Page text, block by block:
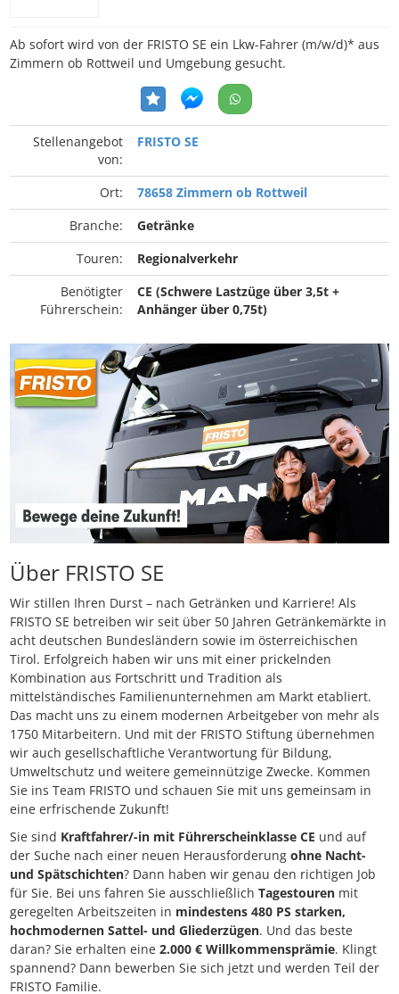
Ab sofort wird von der FRISTO SE ein Lkw-Fahrer (m/w/d)* aus
Zimmern ob Rottweil und Umgebung gesucht.
Stellenangebot
von:
FRISTO SE
Ort:
78658 Zimmern ob Rottweil
Branche:
Getränke
Touren:
Regionalverkehr
Benötigter
Führerschein:
CE (Schwere Lastzüge über 3,5t +
Anhänger über 0,75t)
Über FRISTO SE
Wir stillen Ihren Durst – nach Getränken und Karriere! Als
FRISTO SE betreiben wir seit über 50 Jahren Getränkemärkte in
acht deutschen Bundesländern sowie im österreichischen
Tirol. Erfolgreich haben wir uns mit einer prickelnden
Kombination aus Fortschritt und Tradition als
mittelständisches Familienunternehmen am Markt etabliert.
Das macht uns zu einem modernen Arbeitgeber von mehr als
1750 Mitarbeitern. Und mit der FRISTO Stiftung übernehmen
wir auch gesellschaftliche Verantwortung für Bildung,
Umweltschutz und weitere gemeinnützige Zwecke. Kommen
Sie ins Team FRISTO und schauen Sie mit uns gemeinsam in
eine erfrischende Zukunft!
Sie sind Kraftfahrer/-in mit Führerscheinklasse CE und auf
der Suche nach einer neuen Herausforderung ohne Nacht-
und Spätschichten? Dann haben wir genau den richtigen Job
für Sie. Bei uns fahren Sie ausschließlich Tagestouren mit
geregelten Arbeitszeiten in mindestens 480 PS starken,
hochmodernen Sattel- und Gliederzügen. Und das beste
daran? Sie erhalten eine 2.000 € Willkommensprämie. Klingt
spannend? Dann bewerben Sie sich jetzt und werden Teil der
FRISTO Familie.